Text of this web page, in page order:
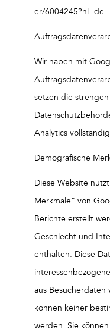
er/6004245?hl=de.
Wir haben mit
setzen die
Analytics
Demografische
Diese Website
Merkmale” von
Berichte erstellt
Geschlecht und
enthalten. Diese
aus
können keiner
werden. Sie